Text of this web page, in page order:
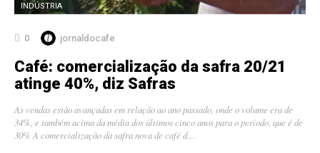
INDÚSTRIA
0 jornaldocafe
Café: comercialização da safra 20/21
atinge 40%, diz Safras
As vendas estão avançadas em relação ao ano passado, onde o volume era de
34%, e também acima da média dos últimos cinco anos para o período, que é de
30% A comercialização da safra nova de café d…